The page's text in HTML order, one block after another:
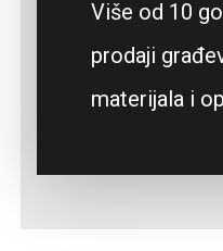
Više od 10
prodaji
materijala i